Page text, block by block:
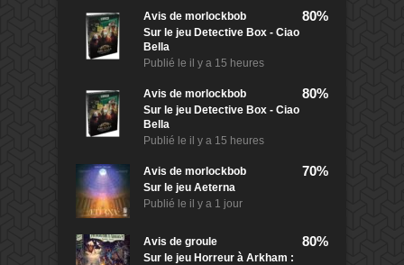
Avis de morlockbob
Sur le jeu Detective Box - Ciao
Bella
Publié le il y a 15 heures
80%
Avis de morlockbob
Sur le jeu Detective Box - Ciao
Bella
Publié le il y a 15 heures
80%
Avis de morlockbob
Sur le jeu Aeterna
Publié le il y a 1 jour
70%
Avis de groule
Sur le jeu Horreur à Arkham :
80%